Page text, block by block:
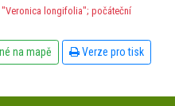
"Veronica longifolia"; počáteční
na mapě Verze pro tisk